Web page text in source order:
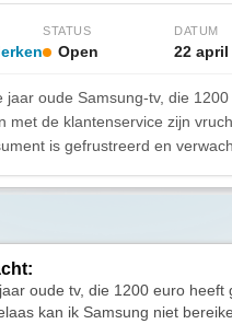
STATUS
Open
DATUM
22 april
oude Samsung-tv, die
met de klantenservice zijn
is gefrustreerd en
oude tv, die 1200 euro
kan ik Samsung niet